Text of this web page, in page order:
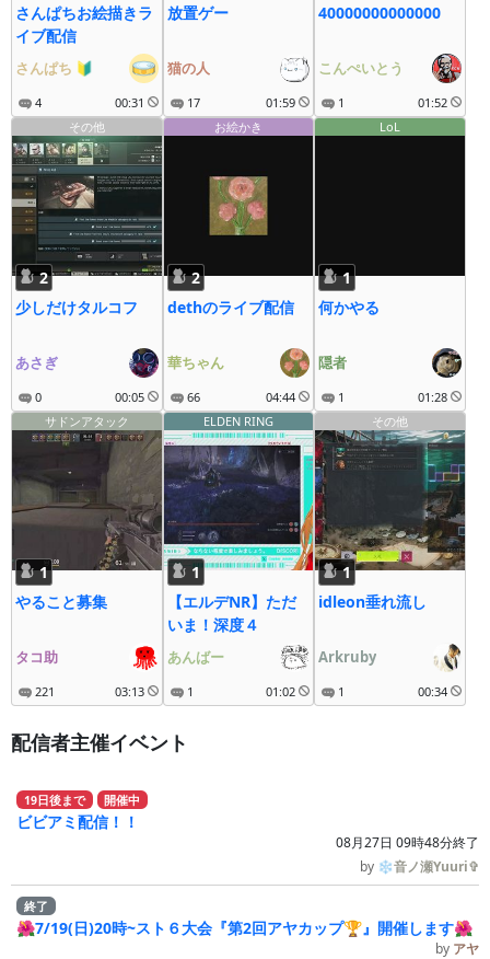
さんぱちお絵描きラ
イブ配信
さんぱち 🔰
4 00:31
放置ゲー
猫の人
17 01:59
40000000000000
こんぺいとう
1
01:52
その他
2
少しだけタルコフ
あさぎ
0 00:05
お絵かき
2
dethのライブ配信
華ちゃん
66 04:44
LoL
1
何かやる
隠者
1
01:28
サドンアタック
1
やること募集
タコ助
221 03:13
ELDEN RING
1
【エルデNR】ただ
いま！深度４
あんばー
1 01:02
その他
1
idleon垂れ流し
Arkruby
1 00:34
配信者主催イベント
19日後まで 開催中
ビビアミ配信！！
08月27日 09時48分終了
by ❄音ノ瀬Yuuri✞
終了
🌺7/19(日)20時~スト６大会『第2回アヤカップ🏆』開催します🌺
by アヤ